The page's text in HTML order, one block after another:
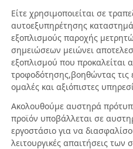
Τμήματα ATM Hitachi
Μέρη GRG ATM
Τμήματα ΑΤΜ Glory NMD
Τμήματα ΑΤΜ OKI
Είτε χρησιμοποιείται σε
αυτοεξυπηρέτησης
εξοπλισμούς παροχής
σημειώσεων μειώνει
εξοπλισμού που προκαλείται
τροφοδότησης,βοηθώντας τις
ομαλές και αξιόπιστες
Ακολουθούμε αυστηρά
προϊόν υποβάλλεται σε
εργοστάσιο για να
λειτουργικές απαιτήσεις